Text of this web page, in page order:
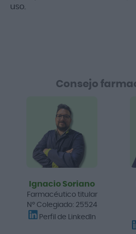
uso.
Consejo
Ignacio Soriano
Farmacéutico titular
Nº Colegiado: 25524
Perfil de LinkedIn